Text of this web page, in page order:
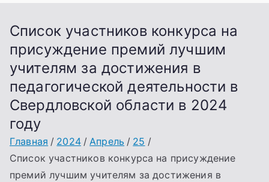
Свер
облас
Список участников конкурса на
присуждение премий лучшим
учителям за достижения в
педагогической деятельности в
Свердловской области в 2024
году
Главная 2024 Апрель
25
Список участников конкурса на присуждение
премий лучшим учителям за достижения в